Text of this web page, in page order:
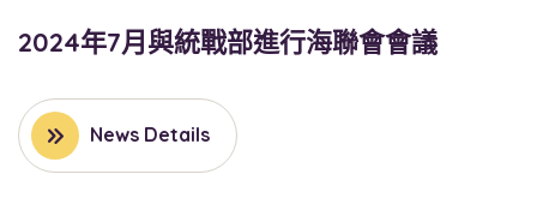
2024年7月與統戰部進行海聯會會議
News Details